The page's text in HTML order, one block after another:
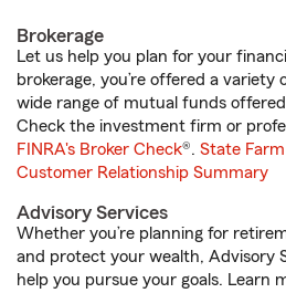
Brokerage
Let us help you plan for your
brokerage, you’re offered a
wide range of mutual funds
Check the investment firm or
FINRA's Broker Check®. State
Customer Relationship Summary
Advisory Services
Whether you’re planning for
and protect your wealth, Advisory
help you pursue your goals. Learn